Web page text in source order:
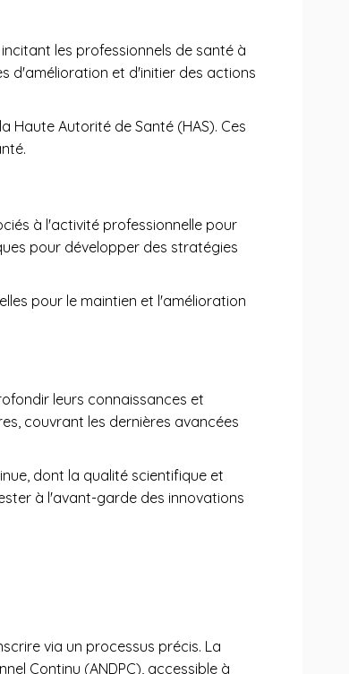
les professionnels de santé à
d'amélioration et d'initier des actions
Haute Autorité de Santé (HAS). Ces
à l'activité professionnelle pour
pour développer des stratégies
pour le maintien et l'amélioration
leurs connaissances et
couvrant les dernières avancées
dont la qualité scientifique et
à l'avant-garde des innovations
via un processus précis. La
Continu (ANDPC), accessible à